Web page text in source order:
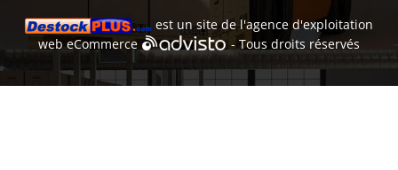
est un site de l'agence d'exploitation
webeCommerce - Tous droits réservés